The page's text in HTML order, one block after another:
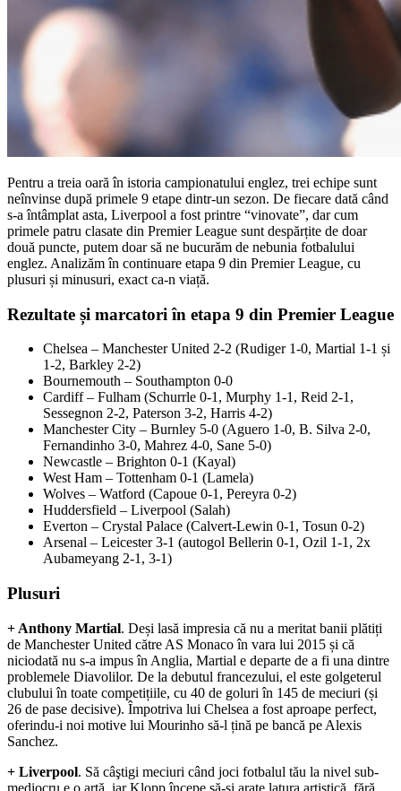
Pentru a treia oară în istoria campionatului englez, trei echipe sunt
neînvinse după primele 9 etape dintr-un sezon. De fiecare dată când
s-a întâmplat asta, Liverpool a fost printre “vinovate”, dar cum
primele patru clasate din Premier League sunt despărțite de doar
două puncte, putem doar să ne bucurăm de nebunia fotbalului
englez. Analizăm în continuare etapa 9 din Premier League, cu
plusuri și minusuri, exact ca-n viață.
Rezultate și marcatori în etapa 9 din Premier League
Chelsea – Manchester United 2-2 (Rudiger 1-0, Martial 1-1 și
1-2, Barkley 2-2)
Bournemouth – Southampton 0-0
Cardiff – Fulham (Schurrle 0-1, Murphy 1-1, Reid 2-1,
Sessegnon 2-2, Paterson 3-2, Harris 4-2)
Manchester City – Burnley 5-0 (Aguero 1-0, B. Silva 2-0,
Fernandinho 3-0, Mahrez 4-0, Sane 5-0)
Newcastle – Brighton 0-1 (Kayal)
West Ham – Tottenham 0-1 (Lamela)
Wolves – Watford (Capoue 0-1, Pereyra 0-2)
Huddersfield – Liverpool (Salah)
Everton – Crystal Palace (Calvert-Lewin 0-1, Tosun 0-2)
Arsenal – Leicester 3-1 (autogol Bellerin 0-1, Ozil 1-1, 2x
Aubameyang 2-1, 3-1)
Plusuri
+ Anthony Martial. Deși lasă impresia că nu a meritat banii plătiți
de Manchester United către AS Monaco în vara lui 2015 și că
niciodată nu s-a impus în Anglia, Martial e departe de a fi una dintre
problemele Diavolilor. De la debutul francezului, el este golgeterul
clubului în toate competițiile, cu 40 de goluri în 145 de meciuri (și
26 de pase decisive). Împotriva lui Chelsea a fost aproape perfect,
oferindu-i noi motive lui Mourinho să-l țină pe bancă pe Alexis
Sanchez.
+ Liverpool. Să câştigi meciuri când joci fotbalul tău la nivel sub-
mediocru e o artă, iar Klopp începe să-și arate latura artistică, fără